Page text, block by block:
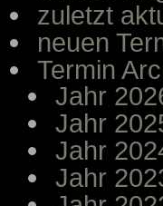
zuletzt
neuen
Termin
Jahr
Jahr
Jahr
Jahr